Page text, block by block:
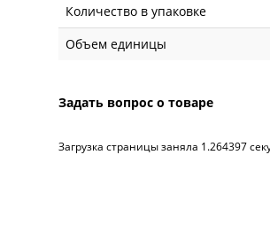
Количество в упаковке
Объем единицы
Задать вопрос о товаре
Загрузка страницы заняла 1.264397